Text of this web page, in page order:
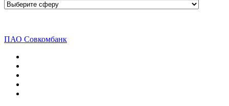
ПАО Совкомбанк